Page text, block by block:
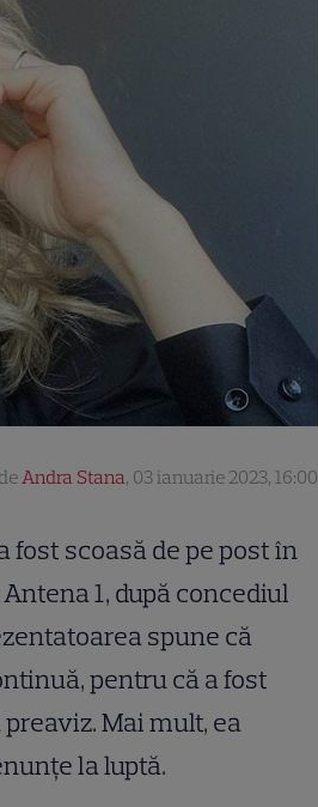
deAndra Stana, 03 ianuarie 2023, 16:00
fost scoasă de pe post în
1, după concediul
spune că
pentru că a fost
Mai mult, ea
la luptă.